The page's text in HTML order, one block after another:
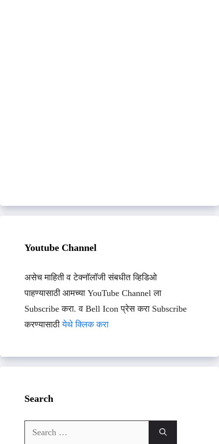
Youtube Channel
असेच माहिती व टेक्नॉलॉजी संबधीत व्हिडिओ
पाहण्यासाठी आमच्या YouTube Channel ला
Subscribe करा. व Bell Icon प्रेस करा Subscribe
करण्यासाठीयेथे क्लिक करा
Search
Search